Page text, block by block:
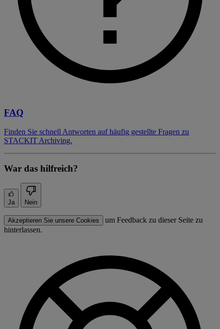
FAQ
Finden Sie schnell Antworten auf häufig gestellte Fragen zu
STACKIT Archiving.
War das hilfreich?
Ja Nein
Akzeptieren Sie unsere Cookies
um Feedback zu dieser Seite zu
hinterlassen.